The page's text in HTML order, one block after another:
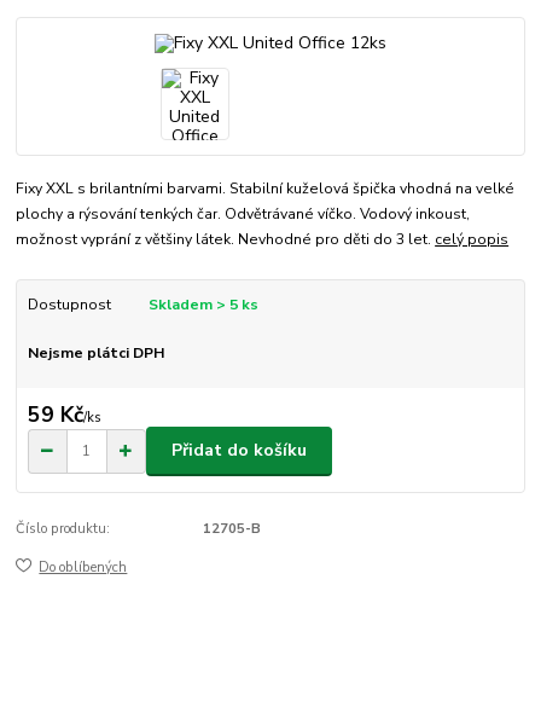
Fixy XXL s brilantními barvami. Stabilní kuželová špička vhodná na velké
plochy a rýsování tenkých čar. Odvětrávané víčko. Vodový inkoust,
možnost vyprání z většiny látek. Nevhodné pro děti do 3 let. celý popis
Dostupnost Skladem > 5 ks
Nejsme plátci DPH
59 Kč/ks
Přidat do košíku
Číslo produktu: 12705-B
Do oblíbených